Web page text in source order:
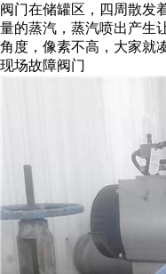
阀门在储罐区，四周散发
量的蒸汽，蒸汽喷出产生
角度，像素不高，大家就
现场故障阀门